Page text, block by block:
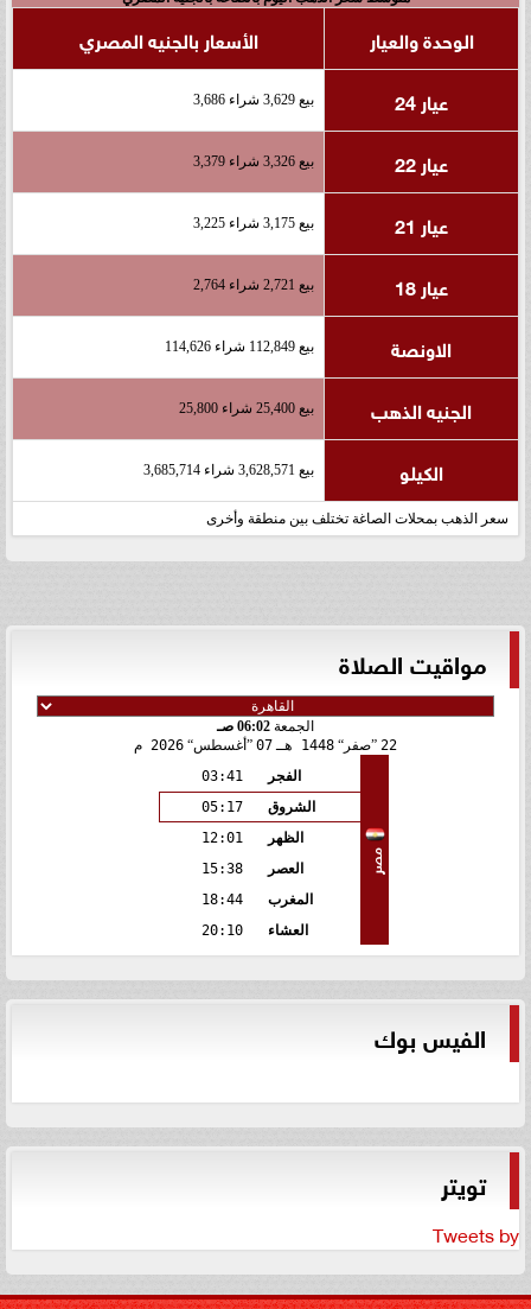
الوحدة والعيار
الأسعار بالجنيه المصري
عيار 24
بيع 3,629 شراء 3,686
عيار 22 بيع 3,326 شراء 3,379
عيار 21 بيع 3,175 شراء 3,225
عيار 18 بيع 2,721 شراء 2,764
الاونصة بيع 112,849 شراء 114,626
الجنيه الذهب بيع 25,400 شراء 25,800
الكيلو بيع 3,628,571 شراء 3,685,714
سعر الذهب بمحلات الصاغة تختلف بين منطقة وأخرى
مواقيت الصلاة
الجمعة 06:02 صـ
22
صفر 1448 هـ 07 أغسطس 2026 م
مصر
الفجر
03:41
الشروق
05:17
الظهر
12:01
العصر
15:38
المغرب
18:44
العشاء
20:10
الفيس بوك
تويتر
Tweets by